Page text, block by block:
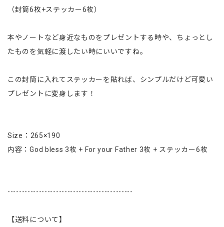
（封筒6枚+ステッカー6枚）
本やノートなど身近なものをプレゼントする時や、ちょっとし
たものを気軽に渡したい時にいいですね。
この封筒に入れてステッカーを貼れば、シンプルだけど可愛い
プレゼントに変身します！
Size：265×190
内容：God bless 3枚 + For your Father 3枚 + ステッカー6枚
--------------------------------------------
【送料について】